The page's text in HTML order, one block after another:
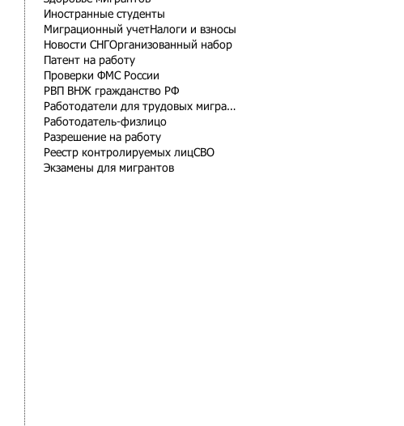
Иностранные студенты
Миграционный учетНалоги и взносы
Новости СНГ Организованный набор
Патент на работу
Проверки ФМС России
РВП ВНЖ гражданство РФ
Работодатели для трудовых мигрантов
Работодатель-физлицо
Разрешение на работу
Реестр контролируемых лицСВО
Экзамены для мигрантов